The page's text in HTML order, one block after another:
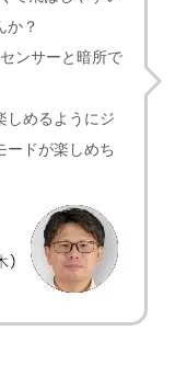
か？
ンサーと暗所で
しめるようにジ
ードが楽しめち